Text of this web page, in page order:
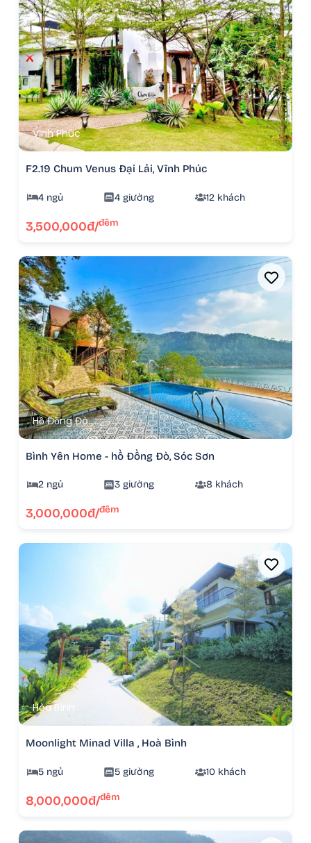
Vĩnh Phúc
F2.19 Chum Venus Đại Lải, Vĩnh Phúc
4 ngủ 4 giường 12 khách
3,500,000đ/đêm
Hồ Đồng Đò
Bình Yên Home - hồ Đồng Đò, Sóc Sơn
2 ngủ 3 giường 8 khách
3,000,000đ/đêm
Hòa Bình
Moonlight Minad Villa , Hoà Bình
5 ngủ 5 giường 10 khách
8,000,000đ/đêm